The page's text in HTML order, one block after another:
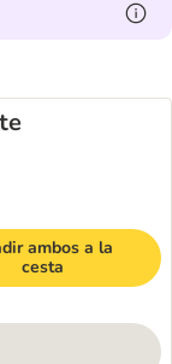
ambos a la
cesta